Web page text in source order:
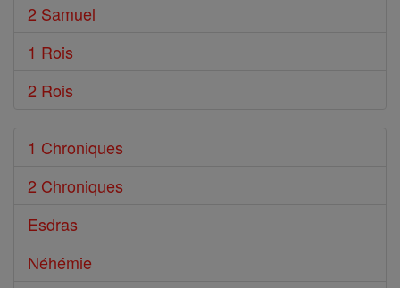
2 Samuel
1 Rois
2 Rois
1 Chroniques
2 Chroniques
Esdras
Néhémie